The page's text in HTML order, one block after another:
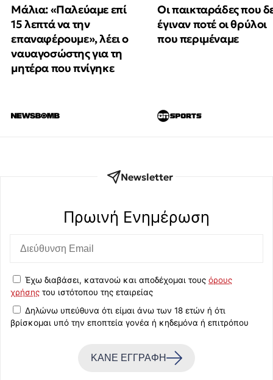
Μάλια: «Παλεύαμε επί
15 λεπτά να την
επαναφέρουμε», λέει ο
ναυαγοσώστης για τη
μητέρα που πνίγηκε
Οι παικταράδες που
έγιναν ποτέ οι θρύλοι
που περιμέναμε
Newsletter
Πρωινή Eνημέρωση
Έχω διαβάσει, κατανοώ και αποδέχομαι τους όρους
χρήσης του ιστότοπου της εταιρείας
Δηλώνω υπεύθυνα ότι είμαι άνω των 18 ετών ή ότι
βρίσκομαι υπό την εποπτεία γονέα ή κηδεμόνα ή επιτρόπου
ΚΑΝΕ ΕΓΓΡΑΦΗ